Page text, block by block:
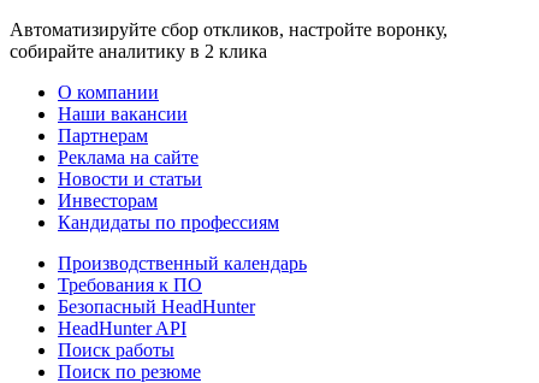
Автоматизируйте сбор откликов, настройте воронку,
собирайте аналитику в 2 клика
О компании
Наши вакансии
Партнерам
Реклама на сайте
Новости и статьи
Инвесторам
Кандидаты по профессиям
Производственный календарь
Требования к ПО
Безопасный HeadHunter
HeadHunter API
Поиск работы
Поиск по резюме